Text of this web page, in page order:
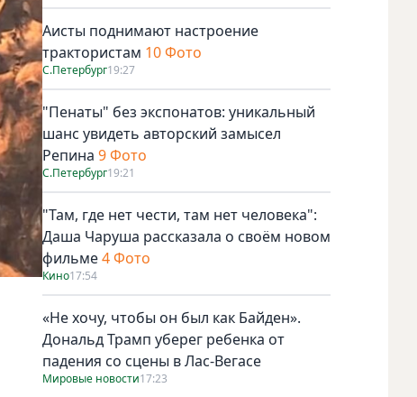
Аисты поднимают настроение
трактористам 10 Фото
С.Петербург19:27
"Пенаты" без экспонатов: уникальный
шанс увидеть авторский замысел
Репина 9 Фото
С.Петербург19:21
"Там, где нет чести, там нет человека":
Даша Чаруша рассказала о своём новом
фильме4 Фото
Кино17:54
«Не хочу, чтобы он был как Байден».
Дональд Трамп уберег ребенка от
падения со сцены в Лас-Вегасе
Мировые новости17:23